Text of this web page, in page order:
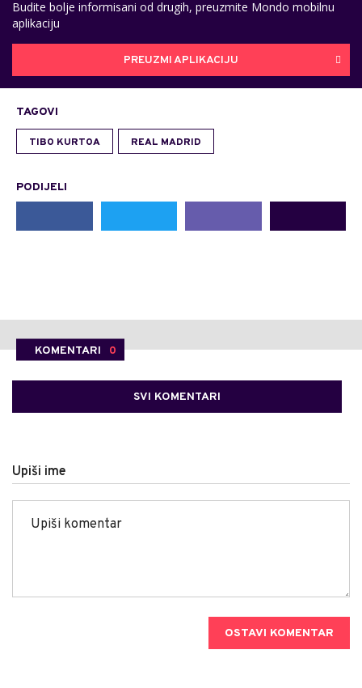
Budite bolje informisani od drugih, preuzmite Mondo mobilnu
aplikaciju
PREUZMI APLIKACIJU
TAGOVI
TIBO KURTOA REAL MADRID
PODIJELI
KOMENTARI 0
SVI KOMENTARI
Upiši ime
OSTAVI KOMENTAR